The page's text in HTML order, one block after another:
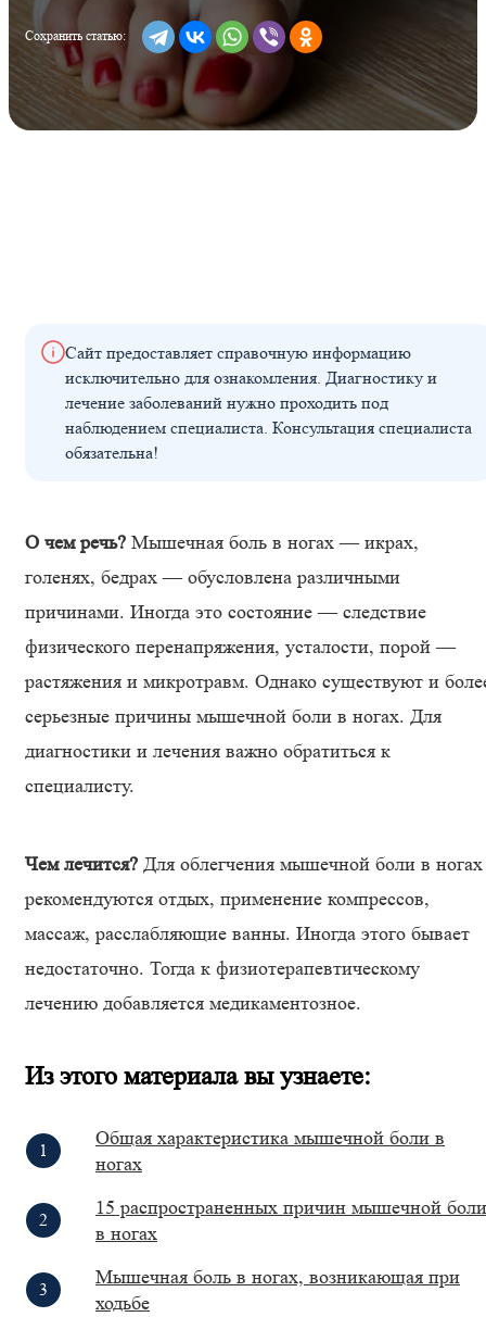
Сохранить статью:
Сайт предоставляет справочную информацию
исключительно для ознакомления. Диагностику и
лечение заболеваний нужно проходить под
наблюдением специалиста. Консультация специалиста
обязательна!
О чем речь? Мышечная боль в ногах — икрах,
голенях, бедрах — обусловлена различными
причинами. Иногда это состояние — следствие
физического перенапряжения, усталости, порой —
растяжения и микротравм. Однако существуют и
серьезные причины мышечной боли в ногах. Для
диагностики и лечения важно обратиться к
специалисту.
Чем лечится? Для облегчения мышечной боли в ногах
рекомендуются отдых, применение компрессов,
массаж, расслабляющие ванны. Иногда этого бывает
недостаточно. Тогда к физиотерапевтическому
лечению добавляется медикаментозное.
Из этого материала вы узнаете:
Общая характеристика мышечной боли в
ногах
15 распространенных причин мышечной боли
в ногах
Мышечная боль в ногах, возникающая при
ходьбе